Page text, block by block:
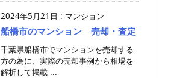
2024年5月21日 : マンション
船橋市のマンション 売却・査定
千葉県船橋市でマンションを売却する
方の為に、実際の売却事例から相場を
解析して掲載 ...